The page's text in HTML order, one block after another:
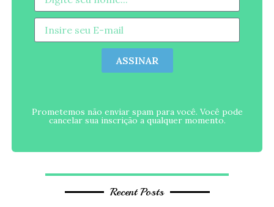
ASSINAR
Prometemos não enviar spam para você. Você pode
cancelar sua inscrição a qualquer momento.
Recent Posts